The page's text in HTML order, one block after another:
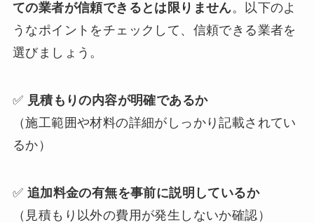
ての業者が信頼できるとは限りません。以下のよ
うなポイントをチェックして、信頼できる業者を
選びましょう。
✅ 見積もりの内容が明確であるか
（施工範囲や材料の詳細がしっかり記載されてい
るか）
✅ 追加料金の有無を事前に説明しているか
（見積もり以外の費用が発生しないか確認）